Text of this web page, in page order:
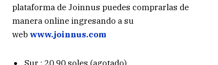
plataforma de Joinnus puedes comprarlas de
manera online ingresando a su
web www.joinnus.com